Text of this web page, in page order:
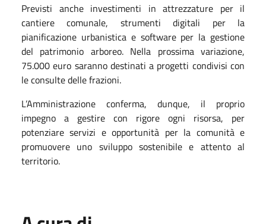
Previsti anche investimenti in attrezzature per il
cantiere comunale, strumenti digitali per la
pianificazione urbanistica e software per la gestione
del patrimonio arboreo. Nella prossima variazione,
75.000 euro saranno destinati a progetti condivisi con
le consulte delle frazioni.
L’Amministrazione conferma, dunque, il proprio
impegno a gestire con rigore ogni risorsa, per
potenziare servizi e opportunità per la comunità e
promuovere uno sviluppo sostenibile e attento al
territorio.